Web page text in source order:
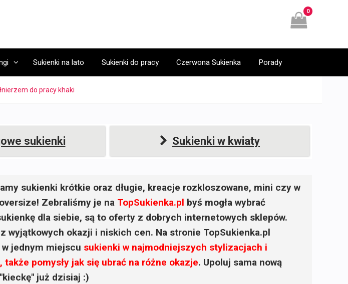
0
Sukienki na lato Sukienki do pracy Czerwona Sukienka Porady
do pracy khaki
sukienki Sukienki w kwiaty
sukienki krótkie oraz długie, kreacje rozkloszowane, mini czy w
Zebraliśmy je na TopSukienka.pl byś mogła wybrać
dla siebie, są to oferty z dobrych internetowych sklepów.
wyjątkowych okazji i niskich cen. Na stronie TopSukienka.pl
jednym miejscu sukienki w najmodniejszych stylizacjach i
także pomysły jak się ubrać na różne okazje. Upoluj sama nową
już dzisiaj :)